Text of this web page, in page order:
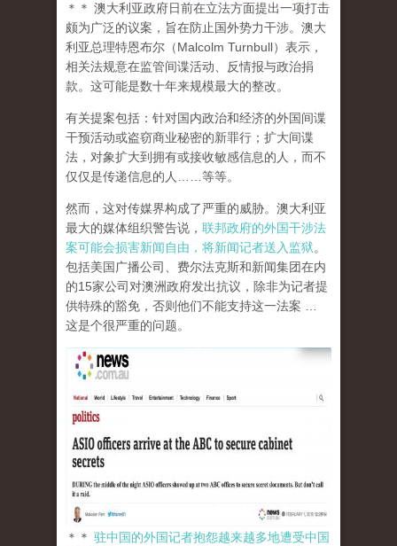
＊＊ 澳大利亚政府日前在立法方面提出一项打击
颇为广泛的议案，旨在防止国外势力干涉。澳大
利亚总理特恩布尔（Malcolm Turnbull）表示，
相关法规意在监管间谍活动、反情报与政治捐
款。这可能是数十年来规模最大的整改。
有关提案包括：针对国内政治和经济的外国间谍
干预活动或盗窃商业秘密的新罪行；扩大间谍
法，对象扩大到拥有或接收敏感信息的人，而不
仅仅是传递信息的人……等等。
然而，这对传媒界构成了严重的威胁。澳大利亚
最大的媒体组织警告说， 联邦政府的外国干涉法
案可能会损害新闻自由，将新闻记者送入监狱。
包括美国广播公司、费尔法克斯和新闻集团在内
的15家公司对澳洲政府发出抗议，除非为记者提
供特殊的豁免，否则他们不能支持这一法案 …
这是个很严重的问题。
＊＊ 驻中国的外国记者抱怨越来越多地遭受中国